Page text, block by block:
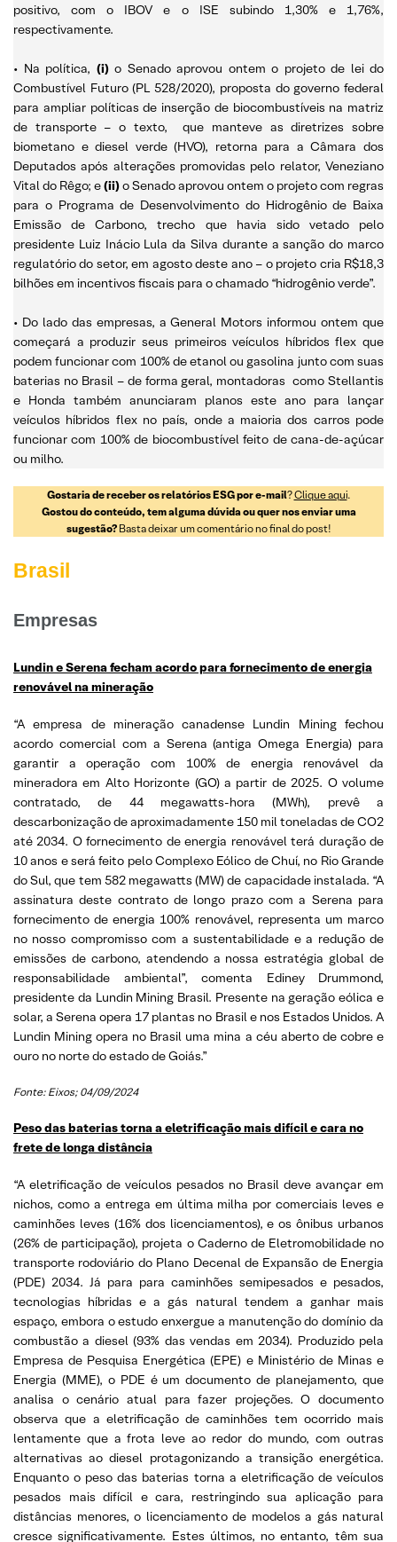
positivo, com o IBOV e o ISE subindo 1,30% e 1,76%,
respectivamente.
• Na política, (i)o Senado aprovou ontem o projeto de lei do
Combustível Futuro (PL 528/2020), proposta do governo federal
para ampliar políticas de inserção de biocombustíveis na matriz
de transporte – o texto, que manteve as diretrizes sobre
biometano e diesel verde (HVO), retorna para a Câmara dos
Deputados após alterações promovidas pelo relator, Veneziano
Vital do Rêgo; e(ii)o Senado aprovou ontem o projeto com regras
para o Programa de Desenvolvimento do Hidrogênio de Baixa
Emissão de Carbono, trecho que havia sido vetado pelo
presidente Luiz Inácio Lula da Silva durante a sanção do marco
regulatório do setor, em agosto deste ano – o projeto cria R$18,3
bilhões em incentivos fiscais para o chamado “hidrogênio verde”.
• Do lado das empresas, a General Motors informou ontem que
começará a produzir seus primeiros veículos híbridos flex que
podem funcionar com 100% de etanol ou gasolina junto com suas
baterias no Brasil – de forma geral, montadoras como Stellantis
e Honda também anunciaram planos este ano para lançar
veículos híbridos flex no país, onde a maioria dos carros pode
funcionar com 100% de biocombustível feito de cana-de-açúcar
ou milho.
Gostaria de receber os relatórios ESG por e-mail?Clique aqui.
Gostou do conteúdo, tem alguma dúvida ou quer nos enviar uma
sugestão?Basta deixar um comentário no final do post!
Brasil
Empresas
Lundin e Serena fecham acordo para fornecimento de energia
renovável na mineração
“A empresa de mineração canadense Lundin Mining fechou
acordo comercial com a Serena (antiga Omega Energia) para
garantir a operação com 100% de energia renovável da
mineradora em Alto Horizonte (GO) a partir de 2025. O volume
contratado, de 44 megawatts-hora (MWh), prevê a
descarbonização de aproximadamente 150 mil toneladas de CO2
até 2034. O fornecimento de energia renovável terá duração de
10 anos e será feito pelo Complexo Eólico de Chuí, no Rio Grande
do Sul, que tem 582 megawatts (MW) de capacidade instalada. “A
assinatura deste contrato de longo prazo com a Serena para
fornecimento de energia 100% renovável, representa um marco
no nosso compromisso com a sustentabilidade e a redução de
emissões de carbono, atendendo a nossa estratégia global de
responsabilidade ambiental”, comenta Ediney Drummond,
presidente da Lundin Mining Brasil. Presente na geração eólica e
solar, a Serena opera 17 plantas no Brasil e nos Estados Unidos. A
Lundin Mining opera no Brasil uma mina a céu aberto de cobre e
ouro no norte do estado de Goiás.”
Fonte: Eixos; 04/09/2024
Peso das baterias torna a eletrificação mais difícil e cara no
frete de longa distância
“A eletrificação de veículos pesados no Brasil deve avançar em
nichos, como a entrega em última milha por comerciais leves e
caminhões leves (16% dos licenciamentos), e os ônibus urbanos
(26% de participação), projeta o Caderno de Eletromobilidade no
transporte rodoviário do Plano Decenal de Expansão de Energia
(PDE) 2034. Já para para caminhões semipesados e pesados,
tecnologias híbridas e a gás natural tendem a ganhar mais
espaço, embora o estudo enxergue a manutenção do domínio da
combustão a diesel (93% das vendas em 2034). Produzido pela
Empresa de Pesquisa Energética (EPE) e Ministério de Minas e
Energia (MME), o PDE é um documento de planejamento, que
analisa o cenário atual para fazer projeções. O documento
observa que a eletrificação de caminhões tem ocorrido mais
lentamente que a frota leve ao redor do mundo, com outras
alternativas ao diesel protagonizando a transição energética.
Enquanto o peso das baterias torna a eletrificação de veículos
pesados mais difícil e cara, restringindo sua aplicação para
distâncias menores, o licenciamento de modelos a gás natural
cresce significativamente. Estes últimos, no entanto, têm sua